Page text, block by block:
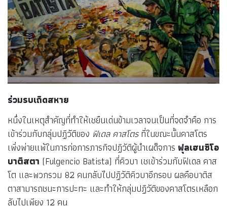
ร่วมรบเถิดสหาย
หนึ่งในเหตุสำคัญที่ทำให้เชยืนเด่นข้ามเวลาจนเป็นที่จดจำคือ การ
เข้าร่วมกับกลุ่มปฏิวัติของ ฟิเดล คาสโตรที่ในขณะนั้นคาสโตร
เพิ่งพ่ายแพ้ในการก่อการภารกิจปฏิวัติผู้นำเผด็จการ ฟุลเฮนซิโอ
บาติสตา (Fulgencio Batista) ที่คิวบา เชเข้าร่วมกับฟิเดล คาส
โต และพวกรวม 82 คนกลับไปปฏิวัติคิวบาอีกรอบ ผลคือบาติส
ตาสามารถชนะการปะทะ และทำให้กลุ่มปฏิวัติของคาสโตรเหลือก
ลับไปเพียง 12 คน